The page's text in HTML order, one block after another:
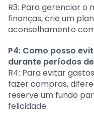
R3: Para gerenciar o
finanças, crie um
aconselhamento
P4: Como posso
durante períodos
R4: Para evitar
fazer compras,
reserve um fundo
felicidade.